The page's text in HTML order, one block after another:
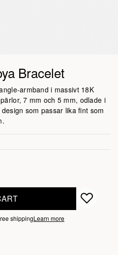
Bracelet
armband i massivt 18K
7 mm och 5 mm, odlade i
som passar lika fint som
shippingLearn more